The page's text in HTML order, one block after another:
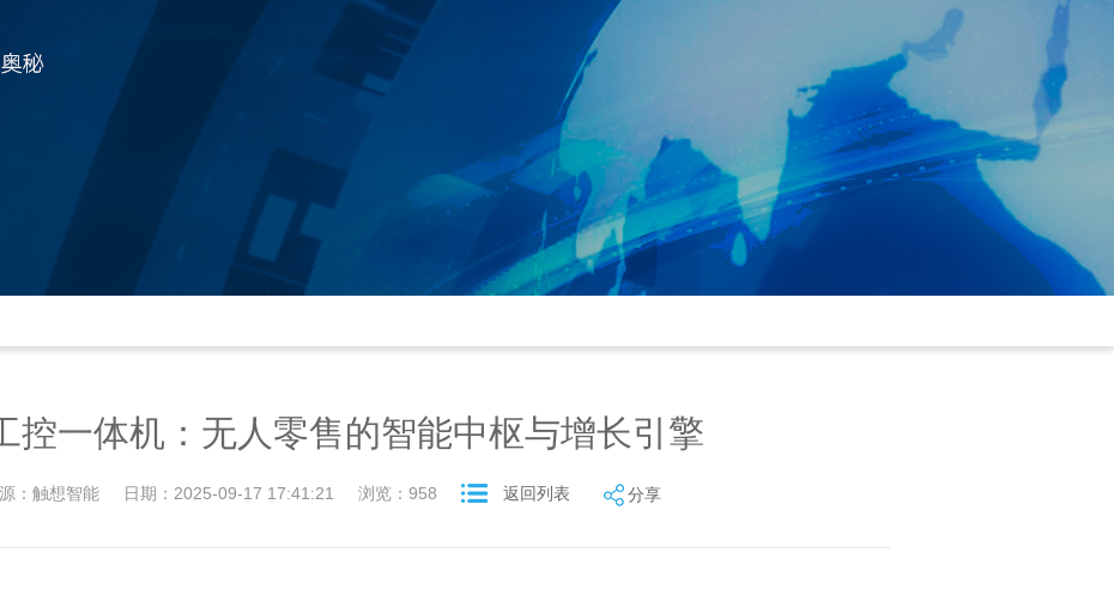
控一体机：无人零售的智能中枢与增长引擎
：触想智能 日期：2025-09-17 17:41:21 浏览： 958 返回列表 分享